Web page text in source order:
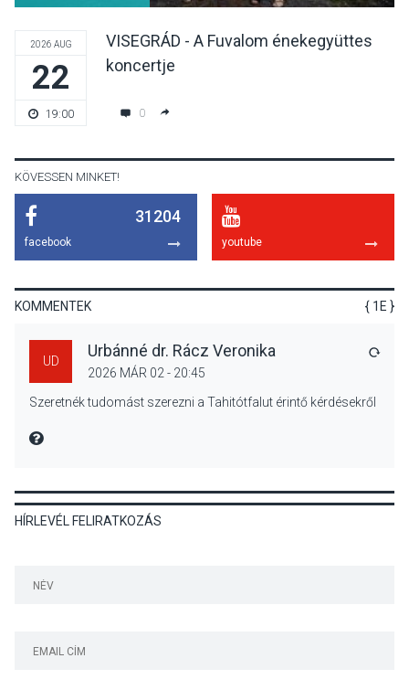
KÖZÉLET
Bogdányban programokkal
2026 AUG
22
19:00
VISEGRÁD - A Fuvalom énekegyüttes
koncertje
0
KÖVESSEN MINKET!
31204
facebook youtube
KOMMENTEK { 1E }
UD
Urbánné dr. Rácz Veronika
2026 MÁR 02 - 20:45
Szeretnék tudomást szerezni a Tahitótfalut érintő kérdésekről
MIRE MONDTA
HÍRLEVÉL FELIRATKOZÁS